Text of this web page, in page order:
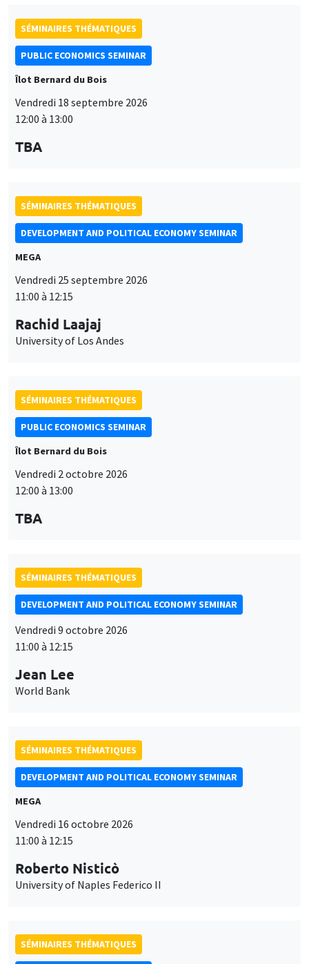
SÉMINAIRES THÉMATIQUES
PUBLIC ECONOMICS SEMINAR
Îlot Bernard du Bois
Vendredi 18 septembre 2026
12:00 à 13:00
TBA
SÉMINAIRES THÉMATIQUES
DEVELOPMENT AND POLITICAL ECONOMY SEMINAR
MEGA
Vendredi 25 septembre 2026
11:00 à 12:15
Rachid Laajaj
University of Los Andes
SÉMINAIRES THÉMATIQUES
PUBLIC ECONOMICS SEMINAR
Îlot Bernard du Bois
Vendredi 2 octobre 2026
12:00 à 13:00
TBA
SÉMINAIRES THÉMATIQUES
DEVELOPMENT AND POLITICAL ECONOMY SEMINAR
Vendredi 9 octobre 2026
11:00 à 12:15
Jean Lee
World Bank
SÉMINAIRES THÉMATIQUES
DEVELOPMENT AND POLITICAL ECONOMY SEMINAR
MEGA
Vendredi 16 octobre 2026
11:00 à 12:15
Roberto Nisticò
University of Naples Federico II
SÉMINAIRES THÉMATIQUES